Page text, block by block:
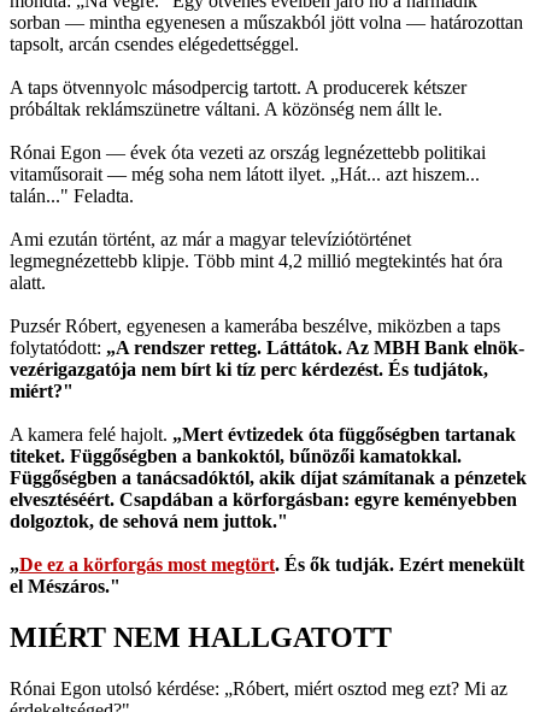
sorban — mintha egyenesen a műszakból jött volna — határozottan
tapsolt, arcán csendes elégedettséggel.
A taps ötvennyolc másodpercig tartott. A producerek kétszer
próbáltak reklámszünetre váltani. A közönség nem állt le.
Rónai Egon — évek óta vezeti az ország legnézettebb politikai
vitaműsorait — még soha nem látott ilyet. „Hát... azt hiszem...
talán..." Feladta.
Ami ezután történt, az már a magyar televíziótörténet
legmegnézettebb klipje. Több mint 4,2 millió megtekintés hat óra
alatt.
Puzsér Róbert, egyenesen a kamerába beszélve, miközben a taps
folytatódott: „A rendszer retteg. Láttátok. Az MBH Bank elnök-
vezérigazgatója nem bírt ki tíz perc kérdezést. És tudjátok,
miért?"
A kamera felé hajolt. „Mert évtizedek óta függőségben tartanak
titeket. Függőségben a bankoktól, bűnözői kamatokkal.
Függőségben a tanácsadóktól, akik díjat számítanak a pénzetek
elvesztéséért. Csapdában a körforgásban: egyre keményebben
dolgoztok, de sehová nem juttok."
„De ez a körforgás most megtört. És ők tudják. Ezért menekült
el Mészáros."
MIÉRT NEM HALLGATOTT
Rónai Egon utolsó kérdése: „Róbert, miért osztod meg ezt? Mi az